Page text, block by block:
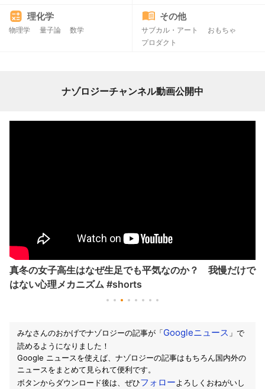
理化学
物理学 量子論 数学
その他
サブカル・アート
おもちゃ
プロダクト
ナゾロジーチャンネル動画公開中
真冬の女子高生はなぜ生足でも平気なのか？ 我慢だけで
はない心理メカニズム #shorts
みなさんのおかげでナゾロジーの記事が「Googleニュース 」で
読めるようになりました！
Google ニュースを使えば、ナゾロジーの記事はもちろん国内外の
ニュースをまとめて見られて便利です。
ボタンからダウンロード後は、ぜひフォローよろしくおねがいし